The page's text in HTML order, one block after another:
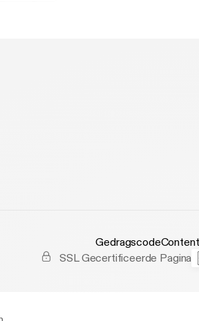
Gedragscode
SSL Gecertificeerde Pagina